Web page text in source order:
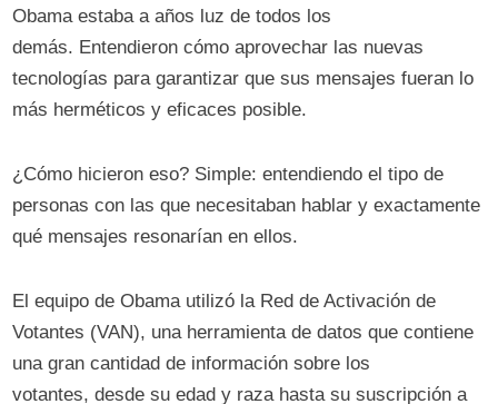
Obama estaba a años luz de todos los
demás. Entendieron cómo aprovechar las nuevas
tecnologías para garantizar que sus mensajes fueran lo
más herméticos y eficaces posible.
¿Cómo hicieron eso? Simple: entendiendo el tipo de
personas con las que necesitaban hablar y exactamente
qué mensajes resonarían en ellos.
El equipo de Obama utilizó la Red de Activación de
Votantes (VAN), una herramienta de datos que contiene
una gran cantidad de información sobre los
votantes, desde su edad y raza hasta su suscripción a